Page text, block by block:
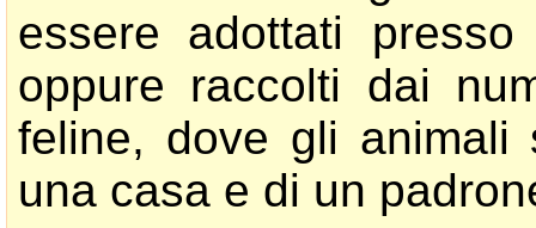
essere adottati
oppure raccolti dai
feline, dove gli animali
una casa e di un